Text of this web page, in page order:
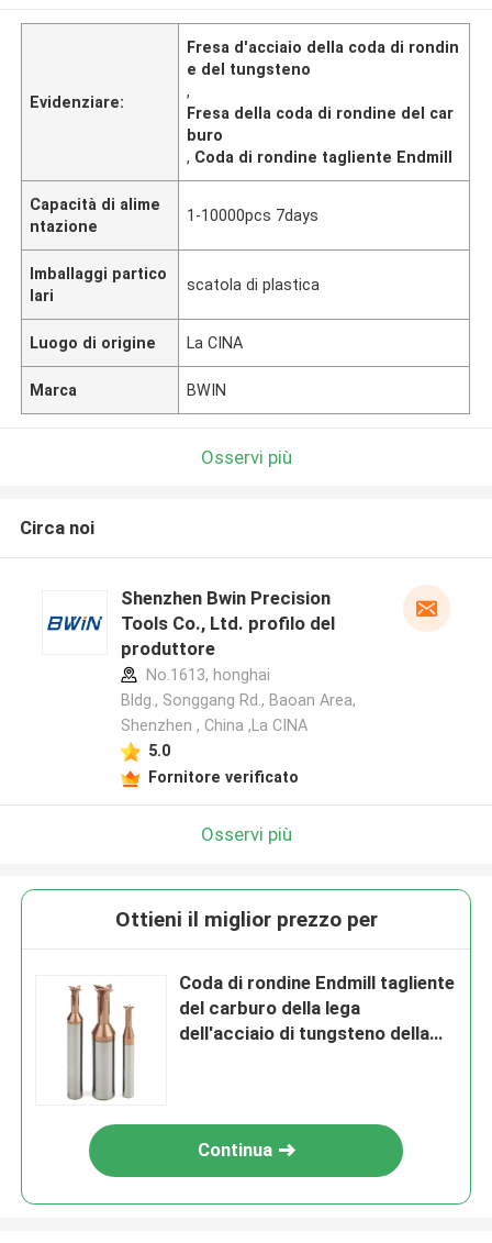
Evidenziare:
Fresa d'acciaio della coda di rondin
e del tungsteno
,
Fresa della coda di rondine del car
buro
, Coda di rondine tagliente Endmill
Capacità di alime
ntazione
1-10000pcs 7days
Imballaggi partico
lari
scatola di plastica
Luogo di origine La CINA
Marca BWIN
Osservi più
Circa noi
Shenzhen Bwin Precision
Tools Co., Ltd. profilo del
produttore
No.1613, honghai
Bldg., Songgang Rd., Baoan Area,
Shenzhen , China ,La CINA
5.0
Fornitore verificato
Osservi più
Ottieni il miglior prezzo per
Coda di rondine Endmill tagliente
del carburo della lega
dell'acciaio di tungsteno della
Continua